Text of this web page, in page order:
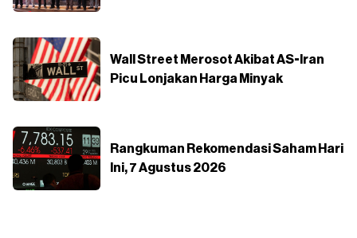
Wall Street Merosot Akibat AS-Iran
Picu Lonjakan Harga Minyak
Rangkuman Rekomendasi Saham Hari
Ini, 7 Agustus 2026